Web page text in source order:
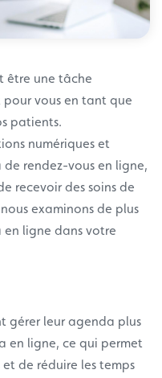
être une tâche
vous en tant que
patients.
numériques et
rendez-vous en ligne,
recevoir des soins de
examinons de plus
en ligne dans votre
gérer leur agenda plus
en ligne, ce qui permet
de réduire les temps